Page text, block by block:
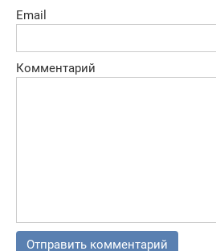
Email
Комментарий